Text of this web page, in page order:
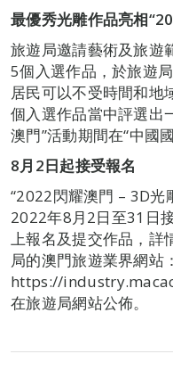
最優秀光雕作品亮相
旅遊局邀請藝術及旅遊
5個入選作品，於旅遊
居民可以不受時間和地
個入選作品當中評選出
澳門”活動期間在“中國
8月 2日起接受報名
“2022閃耀澳門 – 3D光
2022年8月2日至31日
上報名及提交作品，詳
局的澳門旅遊業界網站：
https://
在旅遊局網站公佈。